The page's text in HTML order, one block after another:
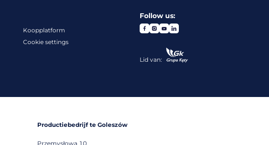
Koopplatform
Cookie settings
Follow us:
Lid van:
Productiebedrijf te Goleszów
Przemysłowa 10